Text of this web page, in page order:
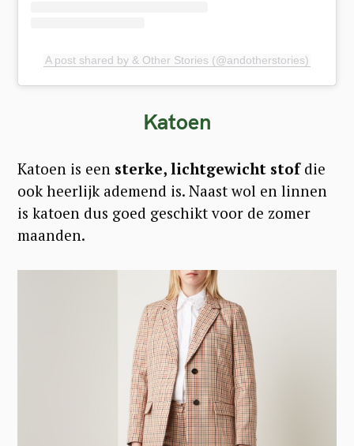
A post shared by & Other Stories (@andotherstories)
Katoen
Katoen is een sterke, lichtgewicht stofdie
ook heerlijk ademend is. Naast wol en linnen
is katoen dus goed geschikt voor de zomer
maanden.